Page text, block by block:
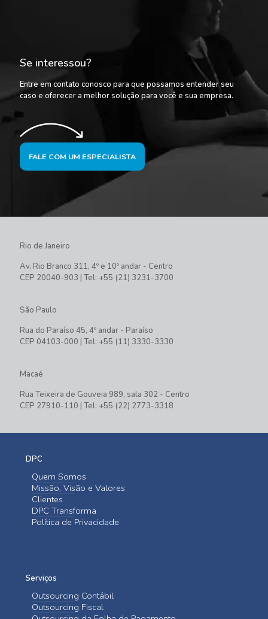
Se interessou?
Entre em contato conosco para que possamos entender seu
caso e oferecer a melhor solução para você e sua empresa.
FALE COM UM ESPECIALISTA
Rio de Janeiro
Av. Rio Branco 311, 4º e 10º andar - Centro
CEP 20040-903 | Tel: +55 (21) 3231-3700
São Paulo
Rua do Paraíso 45, 4º andar - Paraíso
CEP 04103-000 | Tel: +55 (11) 3330-3330
Macaé
Rua Teixeira de Gouveia 989, sala 302 - Centro
CEP 27910-110 | Tel: +55 (22) 2773-3318
DPC
Quem Somos
Missão, Visão e Valores
Clientes
DPC Transforma
Política de Privacidade
Serviços
Outsourcing Contábil
Outsourcing Fiscal